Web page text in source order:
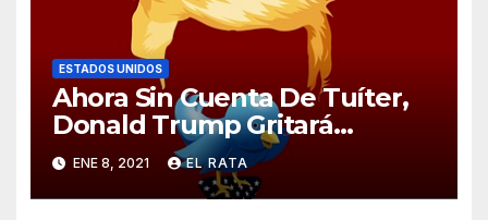
ESTADOS UNIDOS
Ahora Sin Cuenta De Tuíter,
Donald Trump Gritará
Barrabasadas Desde Una
Tumbacocos
ENE 8, 2021 EL RATA